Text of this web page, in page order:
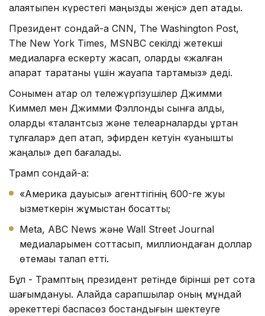
алаяқтықпен күрестегі маңызды жеңіс» деп атады.
Президент сондай-ақ CNN, The Washington Post,
The New York Times, MSNBC секілді жетекші
медиаларға ескерту жасап, оларды «жалған
ақпарат таратқаны үшін жауапқа тартамыз» деді.
Сонымен қатар ол тележүргізушілер Джимми
Киммел мен Джимми Фэллонды сынға алды,
оларды «талантсыз және телеарналарды құртқан
тұлғалар» деп атап, эфирден кетуін «қуанышты
жаңалық» деп бағалады.
Трамп сондай-ақ:
«Америка дауысы» агенттігінің 600-ге жуық
қызметкерін жұмыстан босатты;
Meta, ABC News және Wall Street Journal
медиаларымен соттасып, миллиондаған доллар
өтемақы талап етті.
Бұл - Трамптың президент ретінде бірінші рет сотқа
шағымдануы. Алайда сарапшылар оның мұндай
әрекеттері баспасөз бостандығын шектеуге